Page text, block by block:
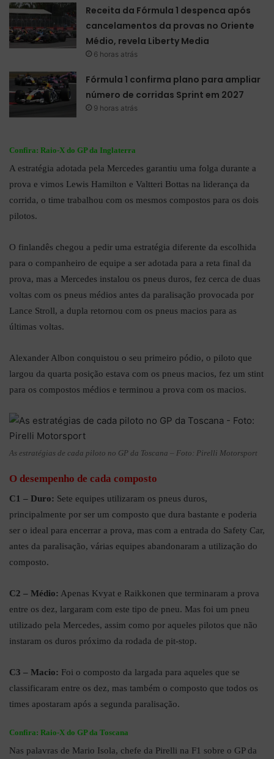
Receita da Fórmula 1 despenca após
cancelamentos da provas no Oriente
Médio, revela Liberty Media
6 horas atrás
Fórmula 1 confirma plano para ampliar
número de corridas Sprint em 2027
9 horas atrás
Confira: Raio-X do GP da Inglaterra
A estratégia adotada pela Mercedes garantiu uma folga durante a
prova e vimos Lewis Hamilton e Valtteri Bottas na liderança da
corrida, o time trabalhou com os mesmos compostos para os dois
pilotos.
O finlandês chegou a pedir uma estratégia diferente da escolhida
para o companheiro de equipe a ser adotada para a reta final da
prova, mas a Mercedes instalou os pneus duros, fez cerca de duas
voltas com os pneus médios antes da paralisação provocada por
Lance Stroll, a dupla retornou com os pneus macios para as
últimas voltas.
Alexander Albon conquistou o seu primeiro pódio, o piloto que
largou da quarta posição estava com os pneus macios, fez um stint
para os compostos médios e terminou a prova com os macios.
As estratégias de cada piloto no GP da Toscana – Foto: Pirelli Motorsport
O desempenho de cada composto
C1 – Duro: Sete equipes utilizaram os pneus duros,
principalmente por ser um composto que dura bastante e poderia
ser o ideal para encerrar a prova, mas com a entrada do Safety Car,
antes da paralisação, várias equipes abandonaram a utilização do
composto.
C2 – Médio: Apenas Kvyat e Raikkonen que terminaram a prova
entre os dez, largaram com este tipo de pneu. Mas foi um pneu
utilizado pela Mercedes, assim como por aqueles pilotos que não
instaram os duros próximo da rodada de pit-stop.
C3 – Macio: Foi o composto da largada para aqueles que se
classificaram entre os dez, mas também o composto que todos os
times apostaram após a segunda paralisação.
Confira: Raio-X do GP da Toscana
Nas palavras de Mario Isola, chefe da Pirelli na F1 sobre o GP da